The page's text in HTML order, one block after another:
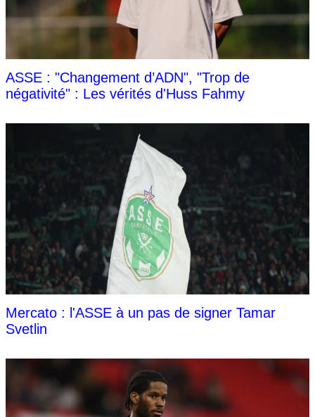
ASSE : "Changement d’ADN", "Trop de
négativité" : Les vérités d'Huss Fahmy
Mercato : l'ASSE à un pas de signer Tamar
Svetlin